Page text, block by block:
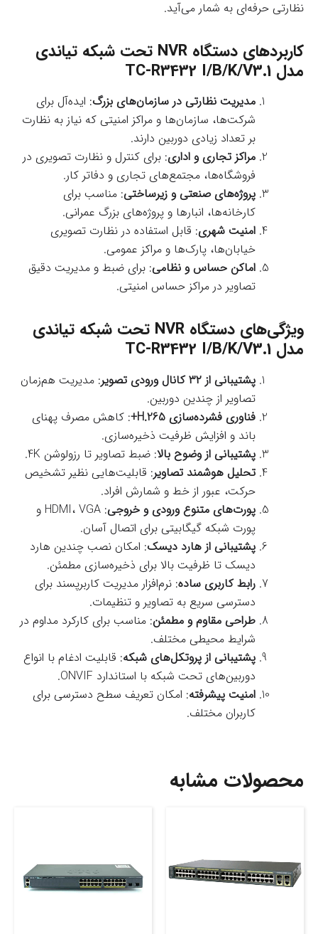
نظارتی حرفه‌ای به شمار می‌آید.
کاربردهای دستگاه NVR تحت شبکه تیاندی
مدل TC-R3432 I/B/K/V3.1
مدیریت نظارتی در سازمان‌های بزرگ: ایده‌آل برای
شرکت‌ها، سازمان‌ها و مراکز امنیتی که نیاز به نظارت
بر تعداد زیادی دوربین دارند.
مراکز تجاری و اداری: برای کنترل و نظارت تصویری در
فروشگاه‌ها، مجتمع‌های تجاری و دفاتر کار.
پروژه‌های صنعتی و زیرساختی: مناسب برای
کارخانه‌ها، انبارها و پروژه‌های بزرگ عمرانی.
امنیت شهری: قابل استفاده در نظارت تصویری
خیابان‌ها، پارک‌ها و مراکز عمومی.
اماکن حساس و نظامی: برای ضبط و مدیریت دقیق
تصاویر در مراکز حساس امنیتی.
ویژگی‌های دستگاه NVR تحت شبکه تیاندی
مدل TC-R3432 I/B/K/V3.1
پشتیبانی از ۳۲ کانال ورودی تصویر
: مدیریت هم‌زمان
تصاویر از چندین دوربین.
فناوری فشرده‌سازی H.265+
: کاهش مصرف پهنای
باند و افزایش ظرفیت ذخیره‌سازی.
پشتیبانی از وضوح بالا: ضبط تصاویر تا رزولوشن 4K.
تحلیل هوشمند تصاویر: قابلیت‌هایی نظیر تشخیص
حرکت، عبور از خط و شمارش افراد.
پورت‌های متنوع ورودی و خروجی
: HDMI، VGA و
پورت شبکه گیگابیتی برای اتصال آسان.
پشتیبانی از هارد دیسک: امکان نصب چندین هارد
دیسک تا ظرفیت بالا برای ذخیره‌سازی مطمئن.
رابط کاربری ساده: نرم‌افزار مدیریت کاربرپسند برای
دسترسی سریع به تصاویر و تنظیمات.
طراحی مقاوم و مطمئن: مناسب برای کارکرد مداوم در
شرایط محیطی مختلف.
پشتیبانی از پروتکل‌های شبکه: قابلیت ادغام با انواع
دوربین‌های تحت شبکه با استاندارد ONVIF.
امنیت پیشرفته: امکان تعریف سطح دسترسی برای
کاربران مختلف.
محصولات مشابه